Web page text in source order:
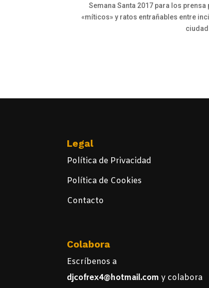
Semana Santa 2017 para los
«míticos» y ratos entrañables entre
Legal
Política de Privacidad
Política de Cookies
Contacto
Colabora
Escríbenos a
djcofrex4@hotmail.comy colabora